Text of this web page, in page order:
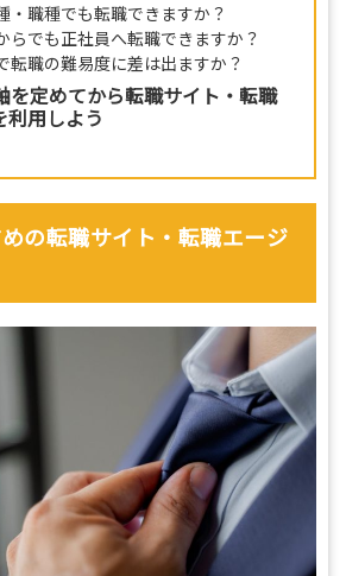
・職種でも転職できますか？
らでも正社員へ転職できますか？
転職の難易度に差は出ますか？
を定めてから転職サイト・転職
利用しよう
の転職サイト・転職エージ